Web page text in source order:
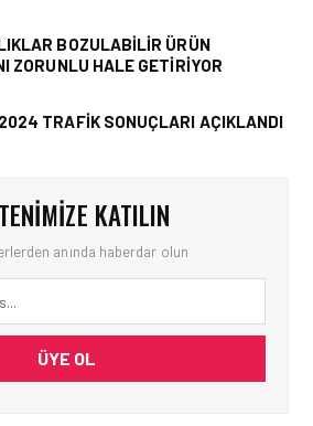
BOZULABILIR ÜRÜN
ZORUNLU HALE GETIRIYOR
TRAFIK SONUÇLARI AÇIKLANDI
KATILIN
anında haberdar olun
ÜYE OL